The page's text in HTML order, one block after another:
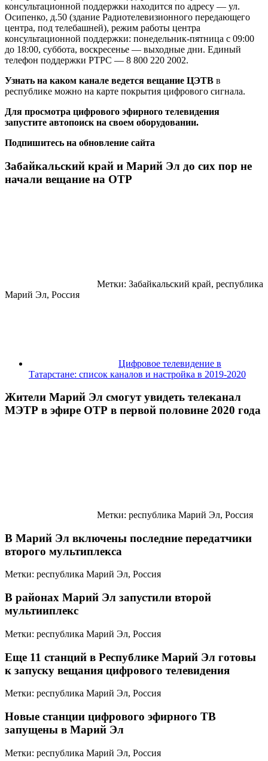
консультационной поддержки находится по адресу — ул.
Осипенко, д.50 (здание Радиотелевизионного передающего
центра, под телебашней), режим работы центра
консультационной поддержки: понедельник-пятница с 09:00
до 18:00, суббота, воскресенье — выходные дни. Единый
телефон поддержки РТРС — 8 800 220 2002.
Узнать на каком канале ведется вещание ЦЭТВ в
республике можно на карте покрытия цифрового сигнала.
Для просмотра цифрового эфирного телевидения
запустите автопоиск на своем оборудовании.
Подпишитесь на обновление сайта
Забайкальский край и Марий Эл до сих пор не
начали вещание на ОТР
Метки: Забайкальский край, республика
Марий Эл, Россия
Цифровое телевидение в
Татарстане: список каналов и настройка в 2019-2020
Жители Марий Эл смогут увидеть телеканал
МЭТР в эфире ОТР в первой половине 2020 года
Метки: республика Марий Эл, Россия
В Марий Эл включены последние передатчики
второго мультиплекса
Метки: республика Марий Эл, Россия
В районах Марий Эл запустили второй
мультииплекс
Метки: республика Марий Эл, Россия
Еще 11 станций в Республике Марий Эл готовы
к запуску вещания цифрового телевидения
Метки: республика Марий Эл, Россия
Новые станции цифрового эфирного ТВ
запущены в Марий Эл
Метки: республика Марий Эл, Россия